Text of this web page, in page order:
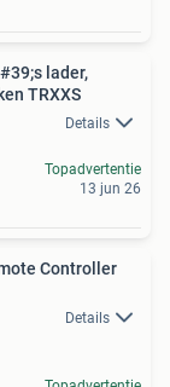
lader,
TRXXS
Details
Topadvertentie
13 jun 26
Controller
Details